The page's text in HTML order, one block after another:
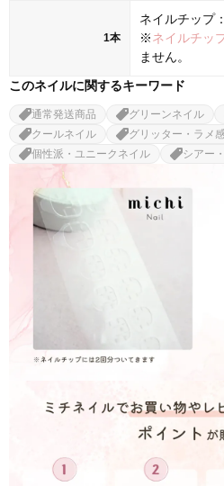
1本
ネイルチップ
※ネイルチッ
ません。
このネイルに関するキーワード
通常発送商品 グリーンネイル
クールネイル
グリッター・ラメ
個性派・ユニークネイル
シアー